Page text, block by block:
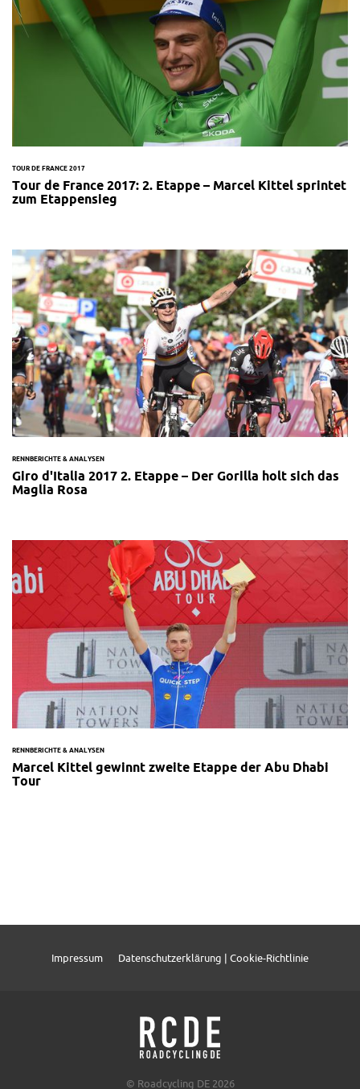
TOUR DE FRANCE 2017
Tour de France 2017: 2. Etappe – Marcel Kittel sprintet
zum Etappensieg
RENNBERICHTE & ANALYSEN
Giro d'Italia 2017 2. Etappe – Der Gorilla holt sich das
Maglia Rosa
RENNBERICHTE & ANALYSEN
Marcel Kittel gewinnt zweite Etappe der Abu Dhabi
Tour
Impressum Datenschutzerklärung | Cookie-Richtlinie
© Roadcycling DE 2026